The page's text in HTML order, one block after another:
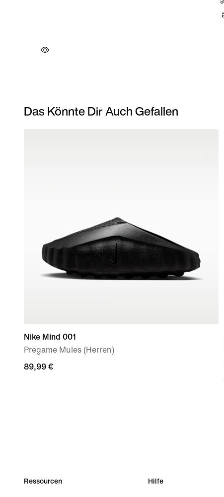
Das Könnte Dir Auch Gefallen
Nike Mind 001
Pregame Mules (Herren)
89,99 €
89,99 €
Ressourcen Hilfe